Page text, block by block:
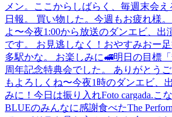
メン。
ここからしばらく、毎週末会
日報。 買い物した。 今週もお疲れ様
よ〜今夜1:00から放送のダンエビ、出
です。 お見逃しなく！ おやすみおー
多駅かな。 お楽しみに🚅明日の目標「
周年記念特典会でした。 ありがとう
もよろしくね〜今夜1時のダンエビ、
みに！ 今日は振り入れFoto cargada.こ
BLUEのみんなに感謝食べたThe